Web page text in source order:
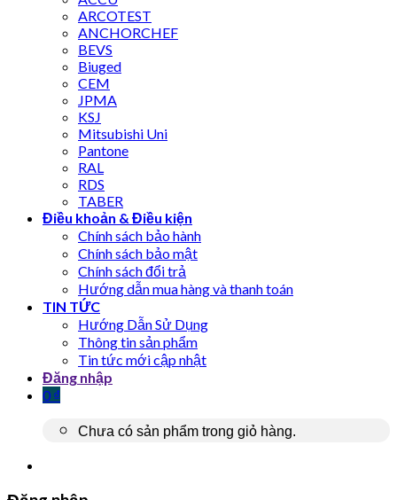
ARCOTEST
ANCHORCHEF
BEVS
Biuged
CEM
JPMA
KSJ
Mitsubishi Uni
Pantone
RAL
RDS
TABER
Điều khoản & Điều kiện
Chính sách bảo hành
Chính sách bảo mật
Chính sách đổi trả
Hướng dẫn mua hàng và thanh toán
TIN TỨC
Hướng Dẫn Sử Dụng
Thông tin sản phẩm
Tin tức mới cập nhật
Đăng nhập
0 ₫
Chưa có sản phẩm trong giỏ hàng.